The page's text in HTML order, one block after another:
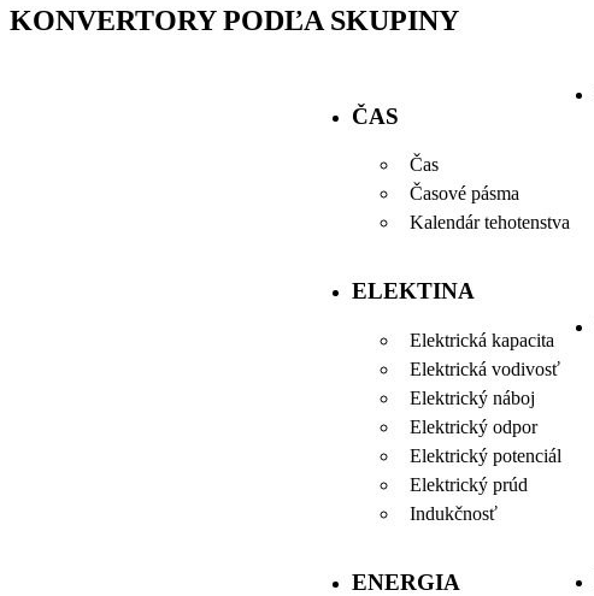
KONVERTORY PODĽA SKUPINY
ČAS
Čas
Časové pásma
Kalendár tehotenstva
ELEKTINA
Elektrická kapacita
Elektrická vodivosť
Elektrický náboj
Elektrický odpor
Elektrický potenciál
Elektrický prúd
Indukčnosť
ENERGIA